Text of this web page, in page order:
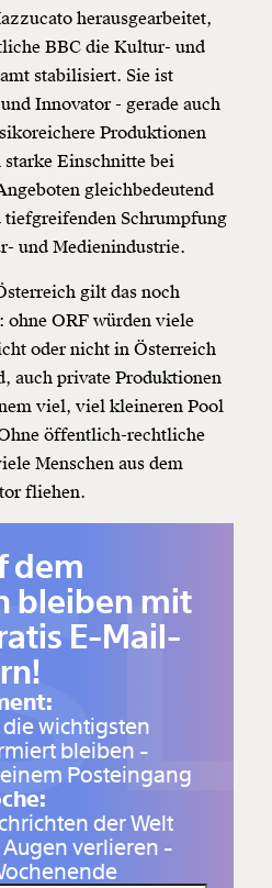
herausgearbeitet,
BBC die Kultur- und
stabilisiert. Sie ist
Innovator - gerade auch
Produktionen
Einschnitte bei
gleichbedeutend
Schrumpfung
und Medienindustrie.
gilt das noch
ohne ORF würden viele
oder nicht in Österreich
auch private Produktionen
viel, viel kleineren Pool
öffentlich-rechtliche
Menschen aus dem
fliehen.
dem
bleiben mit
E-Mail-
wichtigsten
bleiben -
Posteingang
der Welt
verlieren -